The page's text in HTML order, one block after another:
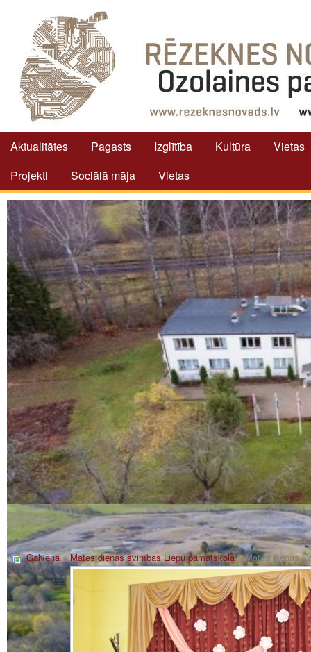
Aktualitātes Pagasts Izglītība Kultūra
Vietas
Projekti
Sociālā māja Vietas
Galvenā»Mātes dienas svinības Liepu pamatskolā» Mātes dienas